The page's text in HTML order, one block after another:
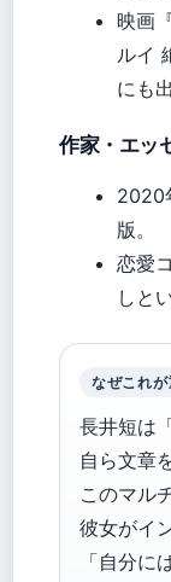
映画
ルイ
にも
作家・エッ
2020
版。
恋愛
しと
なぜこれ
長井短は
自ら文章
このマル
彼女がイ
「自分に